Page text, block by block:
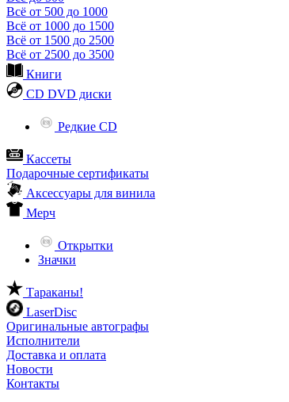
Всё от 500 до 1000
Всё от 1000 до 1500
Всё от 1500 до 2500
Всё от 2500 до 3500
Книги
CD DVD диски
Редкие CD
Кассеты
Подарочные сертификаты
Аксессуары для винила
Мерч
Открытки
Значки
Тараканы!
LaserDisc
Оригинальные автографы
Исполнители
Доставка и оплата
Новости
Контакты